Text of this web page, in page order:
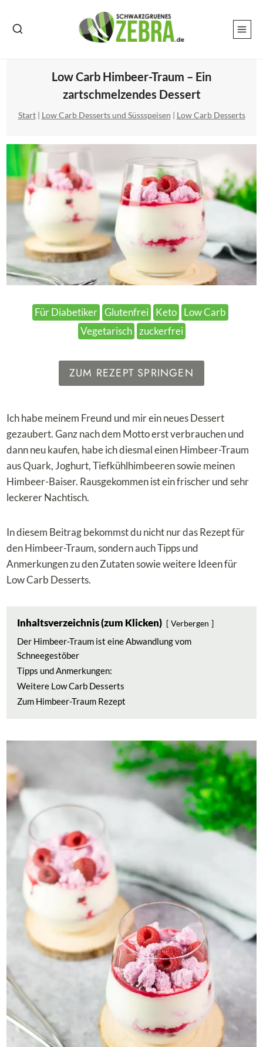
Inhalt
Low Carb Himbeer-Traum – Ein
zartschmelzendes Dessert
Start| Low Carb Desserts und Süssspeisen | Low Carb Desserts
Für Diabetiker Glutenfrei Keto
Low Carb
Vegetarisch zuckerfrei
ZUM REZEPT SPRINGEN
Ich habe meinem Freund und mir ein neues Dessert
gezaubert. Ganz nach dem Motto erst verbrauchen und
dann neu kaufen, habe ich diesmal einen Himbeer-Traum
aus Quark, Joghurt, Tiefkühlhimbeeren sowie meinen
Himbeer-Baiser. Rausgekommen ist ein frischer und sehr
leckerer Nachtisch.
In diesem Beitrag bekommst du nicht nur das Rezept für
den Himbeer-Traum, sondern auch Tipps und
Anmerkungen zu den Zutaten sowie weitere Ideen für
Low Carb Desserts.
Inhaltsverzeichnis (zum Klicken) Verbergen
Der Himbeer-Traum ist eine Abwandlung vom
Schneegestöber
Tipps und Anmerkungen:
Weitere Low Carb Desserts
Zum Himbeer-Traum Rezept